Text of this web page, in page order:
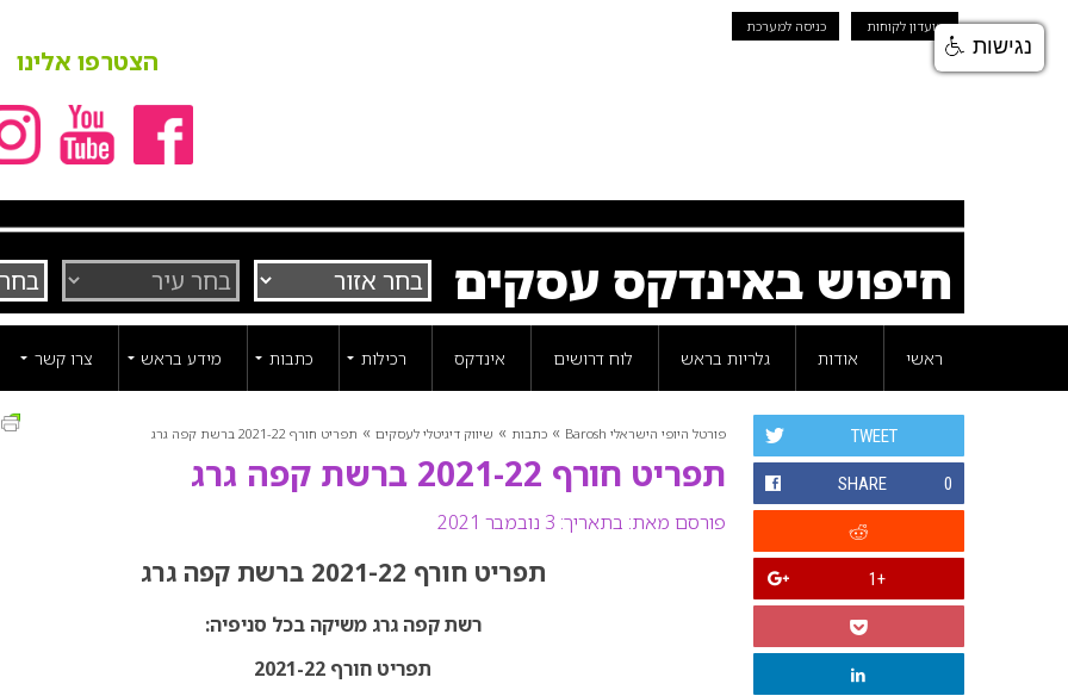
מועדון לקוחות כניסה למערכת
הצטרפו אלינו
חיפוש באינדקס עסקים
ראשי אודות גלריות בראש לוח דרושים אינדקס רכילות כתבות מידע בראש צרו קשר
פורטל היופי הישראלי Barosh » כתבות » שיווק דיגיטלי לעסקים » תפריט חורף 2021-22 ברשת קפה גרג
תפריט חורף 2021-22 ברשת קפה גרג
פורסם מאת: בתאריך: 3 נובמבר 2021
TWEET
SHARE 0
+1 תפריט חורף 2021-22 ברשת קפה גרג
רשת קפה גרג משיקה בכל סניפיה:
תפריט חורף 2021-22
נגישות